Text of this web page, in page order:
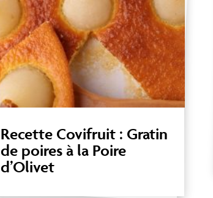
Recette Covifruit : Gratin
de poires à la Poire
d’Olivet